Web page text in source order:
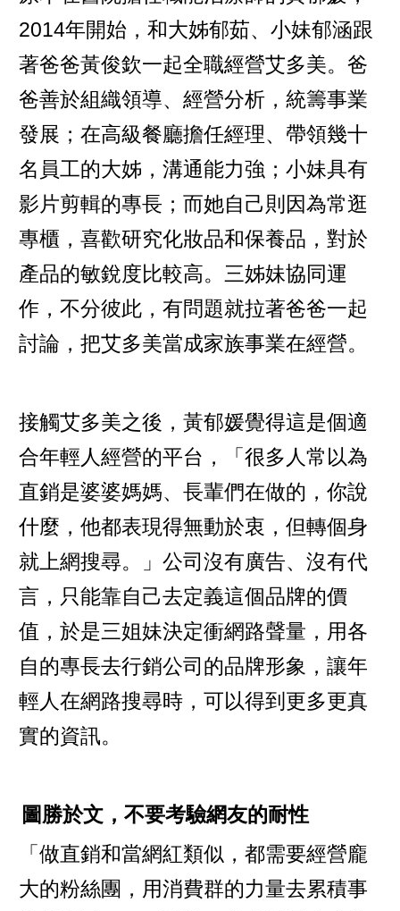
2014年開始，和大姊郁茹、小妹郁涵跟
著爸爸黃俊欽一起全職經營艾多美。爸
爸善於組織領導、經營分析，統籌事業
發展；在高級餐廳擔任經理、帶領幾十
名員工的大姊，溝通能力強；小妹具有
影片剪輯的專長；而她自己則因為常逛
專櫃，喜歡研究化妝品和保養品，對於
產品的敏銳度比較高。三姊妹協同運
作，不分彼此，有問題就拉著爸爸一起
討論，把艾多美當成家族事業在經營。
接觸艾多美之後，黃郁媛覺得這是個適
合年輕人經營的平台，「很多人常以為
直銷是婆婆媽媽、長輩們在做的，你說
什麼，他都表現得無動於衷，但轉個身
就上網搜尋。」公司沒有廣告、沒有代
言，只能靠自己去定義這個品牌的價
值，於是三姐妹決定衝網路聲量，用各
自的專長去行銷公司的品牌形象，讓年
輕人在網路搜尋時，可以得到更多更真
實的資訊。
圖勝於文，不要考驗網友的耐性
「做直銷和當網紅類似，都需要經營龐
大的粉絲團，用消費群的力量去累積事